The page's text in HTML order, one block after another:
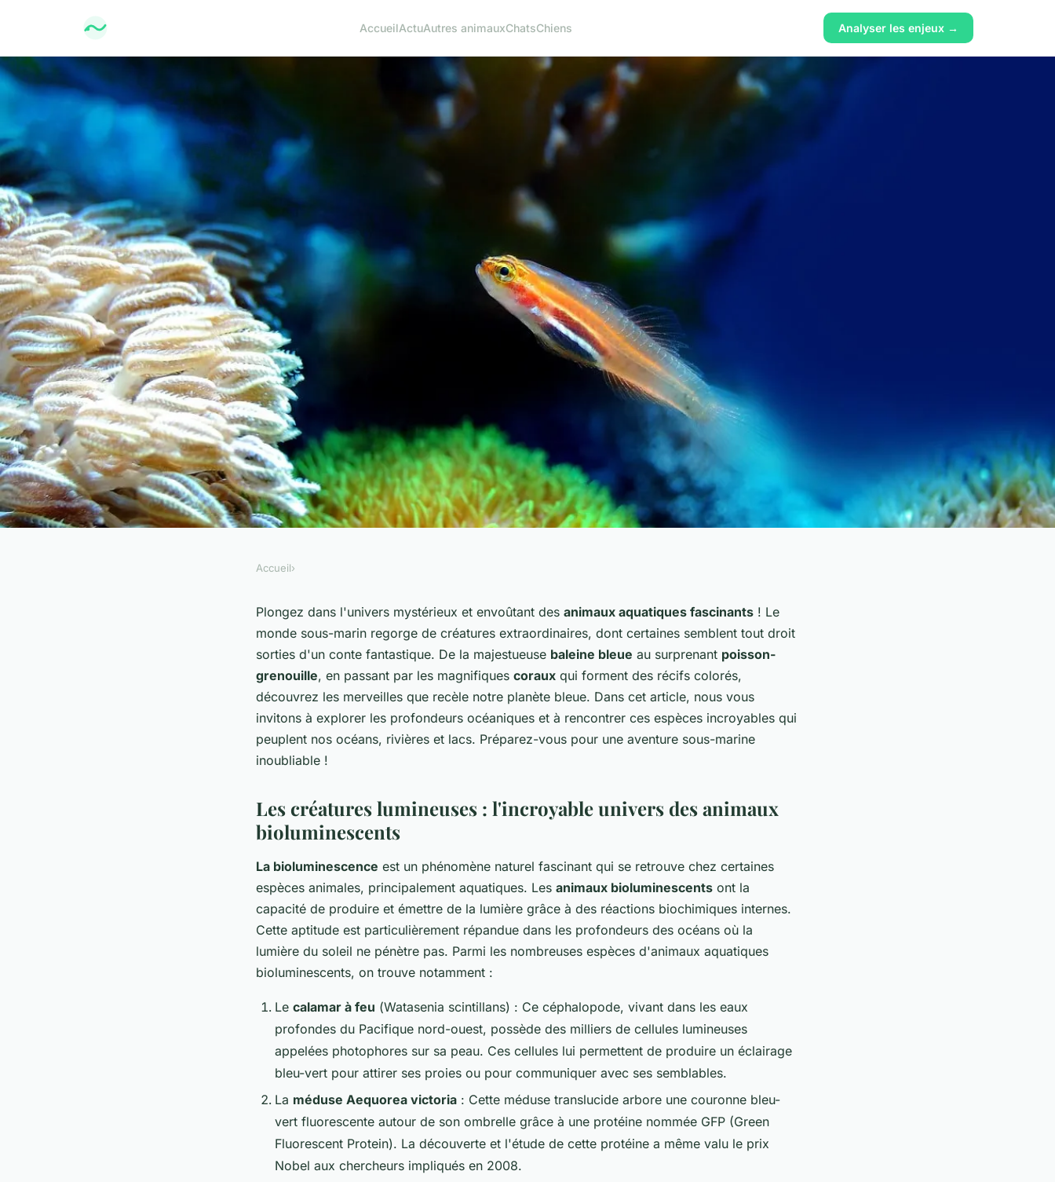
AccueilActuAutres animauxChatsChiens Analyser les enjeux →
Les animaux aquatiques fascinants :
découvrez les merveilles du monde
Accueil›
Plongez dans l'univers mystérieux et envoûtant des animaux aquatiques fascinants ! Le
monde sous-marin regorge de créatures extraordinaires, dont certaines semblent tout droit
sorties d'un conte fantastique. De la majestueuse baleine bleue au surprenant poisson-
grenouille, en passant par les magnifiques coraux qui forment des récifs colorés,
découvrez les merveilles que recèle notre planète bleue. Dans cet article, nous vous
invitons à explorer les profondeurs océaniques et à rencontrer ces espèces incroyables qui
peuplent nos océans, rivières et lacs. Préparez-vous pour une aventure sous-marine
inoubliable !
Les créatures lumineuses : l'incroyable univers des animaux
bioluminescents
La bioluminescence est un phénomène naturel fascinant qui se retrouve chez certaines
espèces animales, principalement aquatiques. Les animaux bioluminescents ont la
capacité de produire et émettre de la lumière grâce à des réactions biochimiques internes.
Cette aptitude est particulièrement répandue dans les profondeurs des océans où la
lumière du soleil ne pénètre pas. Parmi les nombreuses espèces d'animaux aquatiques
bioluminescents, on trouve notamment :
Le calamar à feu (Watasenia scintillans) : Ce céphalopode, vivant dans les eaux
profondes du Pacifique nord-ouest, possède des milliers de cellules lumineuses
appelées photophores sur sa peau. Ces cellules lui permettent de produire un éclairage
bleu-vert pour attirer ses proies ou pour communiquer avec ses semblables.
La méduse Aequorea victoria : Cette méduse translucide arbore une couronne bleu-
vert fluorescente autour de son ombrelle grâce à une protéine nommée GFP (Green
Fluorescent Protein). La découverte et l'étude de cette protéine a même valu le prix
Nobel aux chercheurs impliqués en 2008.